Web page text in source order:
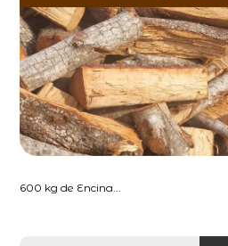
600 kg de Encina...